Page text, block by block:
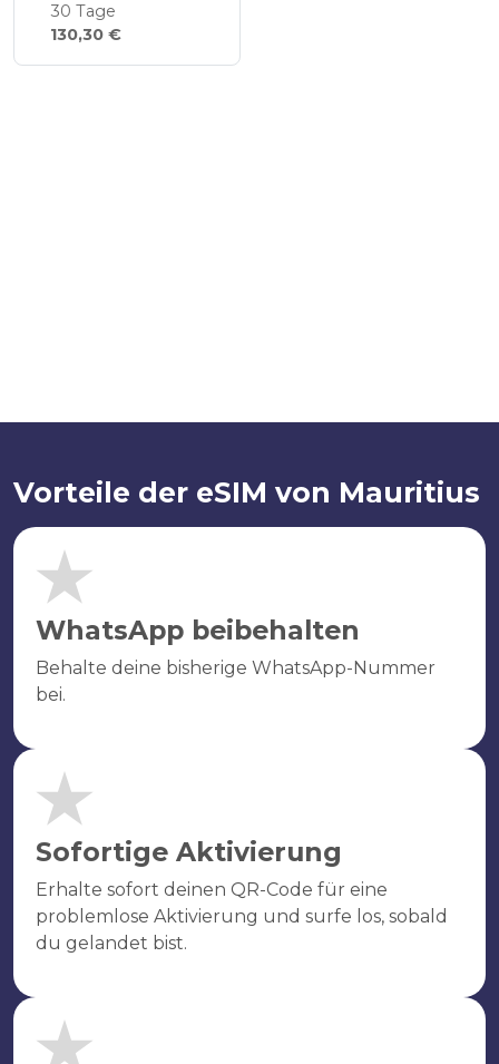
30 Tage
130,30 €
Vorteile der eSIM von Mauritius
WhatsApp beibehalten
Behalte deine bisherige WhatsApp-Nummer
bei.
Sofortige Aktivierung
Erhalte sofort deinen QR-Code für eine
problemlose Aktivierung und surfe los, sobald
du gelandet bist.